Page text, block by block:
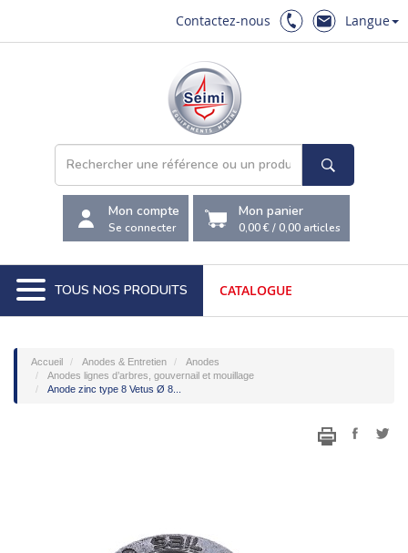
Contactez-nous Langue
Mon compte
Se connecter
Mon panier
0,00 €/0,00 articles
TOUS NOS PRODUITS CATALOGUE
Accueil Anodes & Entretien
Anodes
Anodes lignes d’arbres, gouvernail et mouillage
Anode zinc type 8 Vetus Ø 8...